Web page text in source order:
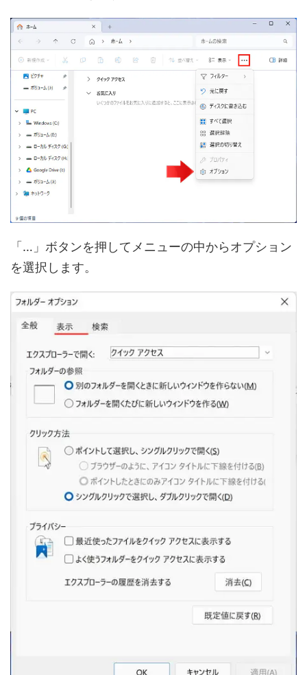
「…」ボタンを押してメニューの中からオプション
を選択します。